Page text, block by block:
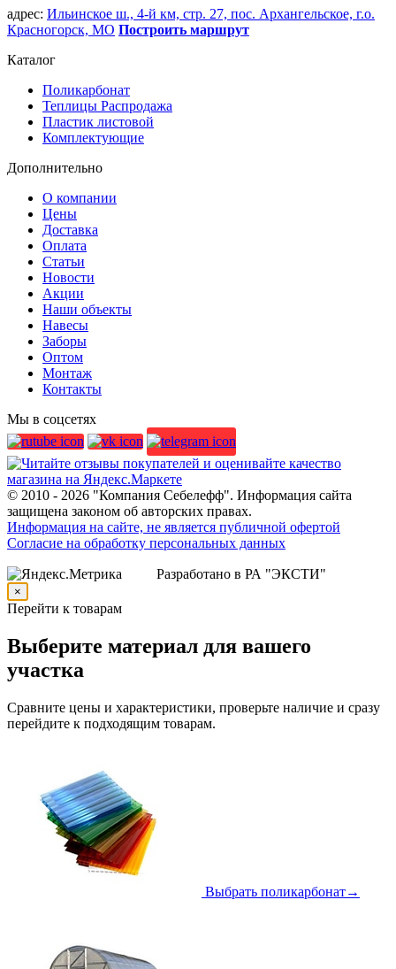
адрес: Ильинское ш., 4-й км, стр. 27, пос. Архангельское, г.о.
Красногорск, МО Построить маршрут
Каталог
Поликарбонат
Теплицы Распродажа
Пластик листовой
Комплектующие
Дополнительно
О компании
Цены
Доставка
Оплата
Статьи
Новости
Акции
Наши объекты
Навесы
Заборы
Оптом
Монтаж
Контакты
Мы в соцсетях
© 2010 - 2026 "Компания Себелефф". Информация сайта
защищена законом об авторских правах.
Информация на сайте, не является публичной офертой
Согласие на обработку персональных данных
Разработано в РА "ЭКСТИ"
×
Перейти к товарам
Выберите материал для вашего
участка
Сравните цены и характеристики, проверьте наличие и сразу
перейдите к подходящим товарам.
Выбрать поликарбонат→